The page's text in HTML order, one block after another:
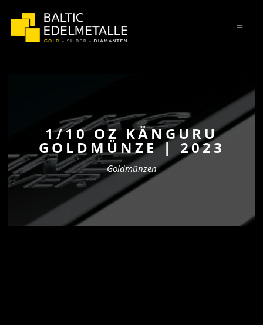
=
1/10 OZ KÄNGURU
GOLDMÜNZE | 2023
Goldmünzen